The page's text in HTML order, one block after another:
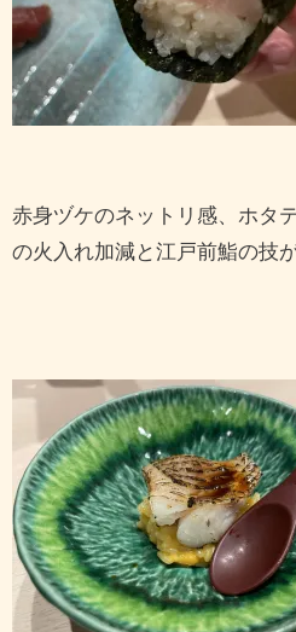
赤身ヅケのネットリ感、ホタ
の火入れ加減と江戸前鮨の技